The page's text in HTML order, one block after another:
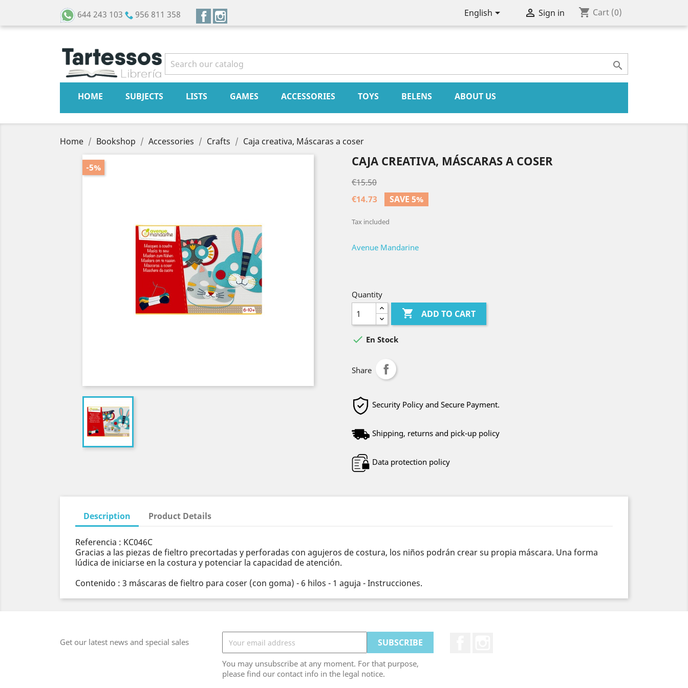
644 243 103 956 811 358 Facebook English  Sign in shopping_cart Cart (0)

HOME SUBJECTS LISTS GAMES ACCESSORIES TOYS BELENS ABOUT US
Home Bookshop Accessories Crafts Caja creativa, Máscaras a coser
-5% CAJA CREATIVA, MÁSCARAS A COSER
€15.50
€14.73
SAVE 5%
Tax included
Avenue Mandarine
Quantity
 ADD TO CART
 En Stock
Share
Security Policy and Secure Payment.
Shipping, returns and pick-up policy
Data protection policy
Description Product Details
Referencia : KC046C
Gracias a las piezas de fieltro precortadas y perforadas con agujeros de costura, los niños podrán crear su propia máscara. Una forma
lúdica de iniciarse en la costura y potenciar la capacidad de atención.
Contenido : 3 máscaras de fieltro para coser (con goma) - 6 hilos - 1 aguja - Instrucciones.
Get our latest news and special sales
You may unsubscribe at any moment. For that purpose,
please find our contact info in the legal notice.